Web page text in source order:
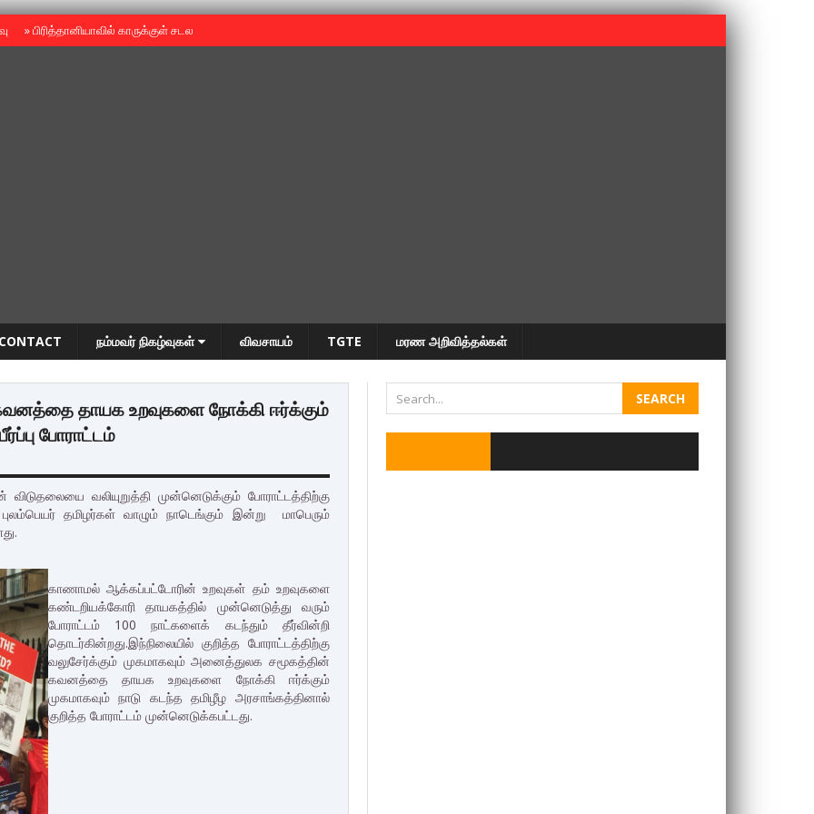
»பிரித்தானியாவில் காருக்குள் சடலம் -தமிழருடையதா ?
CONTACT நம்மவர் நிகழ்வுகள் விவசாயம் TGTE மரண அறிவித்தல்கள்
தாயக உறவுகளை நோக்கி ஈர்க்கும்
போராட்டம்
வலியுறுத்தி முன்னெடுக்கும் போராட்டத்திற்கு
தமிழர்கள் வாழும் நாடெங்கும் இன்று மாபெரும்
காணாமல் ஆக்கப்பட்டோரின் உறவுகள் தம் உறவுகளை
கண்டறியக்கோரி தாயகத்தில் முன்னெடுத்து வரும்
போராட்டம் 100 நாட்களைக் கடந்தும் தீர்வின்றி
தொடர்கின்றது.இந்நிலையில் குறித்த போராட்டத்திற்கு
வலுசேர்க்கும் முகமாகவும் அனைத்துலக சமூகத்தின்
கவனத்தை தாயக உறவுகளை நோக்கி ஈர்க்கும்
முகமாகவும் நாடு கடந்த தமிழீழ அரசாங்கத்தினால்
குறித்த போராட்டம் முன்னெடுக்கபட்டது.